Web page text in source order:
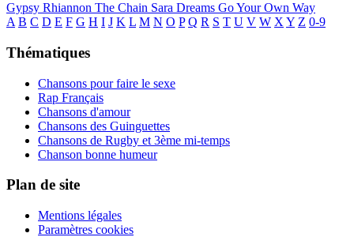
Gypsy Rhiannon The Chain Sara Dreams Go Your Own Way
A B C D E F G H I J K L M N O P Q R S T U V W X Y Z 0-9
Thématiques
Chansons pour faire le sexe
Rap Français
Chansons d'amour
Chansons des Guinguettes
Chansons de Rugby et 3ème mi-temps
Chanson bonne humeur
Plan de site
Mentions légales
Paramètres cookies